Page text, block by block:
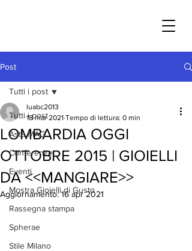
Post
Tutti i post
Asta MAG
Conferenze
Eventi
Mostra Gioielli di Gusto
Rassegna stampa
Spherae
Stile Milano
Tutti i post
LOMBARDIA OGGI
OTTOBRE 2015 | GIOIELLI
DA <<MANGIARE>>
luabc2013
18 mar 2021 Tempo di lettura: 0 min
Aggiornamento:16 apr 2021